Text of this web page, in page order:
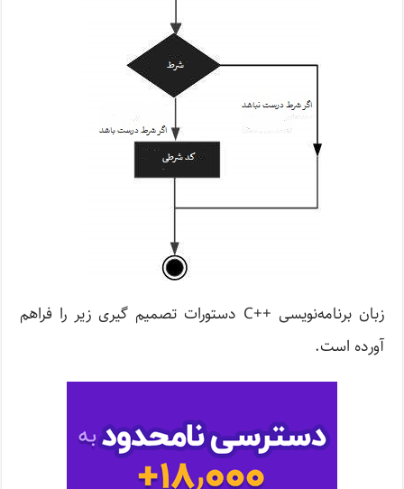
زبان برنامه‌نویسی ++C دستورات تصمیم گیری زیر را فراهم
آورده است.